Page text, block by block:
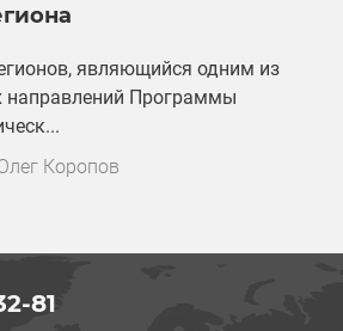
являющийся одним из
направлений Программы
Коропов
81